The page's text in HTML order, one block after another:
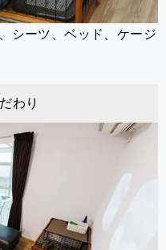
シーツ、ベッド、ケージ
わり